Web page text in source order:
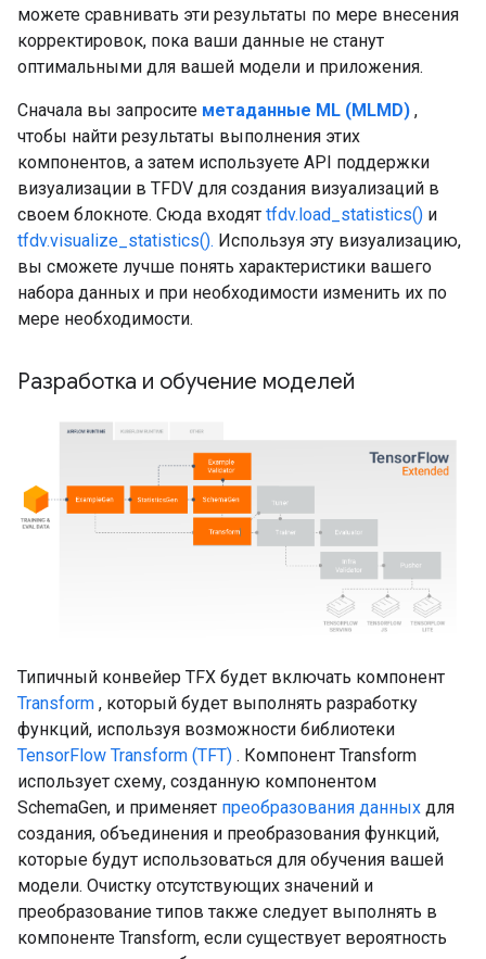
можете сравнивать эти результаты по мере внесения
корректировок, пока ваши данные не станут
оптимальными для вашей модели и приложения.
Сначала вы запросите метаданные ML (MLMD) ,
чтобы найти результаты выполнения этих
компонентов, а затем используете API поддержки
визуализации в TFDV для создания визуализаций в
своем блокноте. Сюда входят tfdv.load_statistics() и
tfdv.visualize_statistics(). Используя эту визуализацию,
вы сможете лучше понять характеристики вашего
набора данных и при необходимости изменить их по
мере необходимости.
Разработка и обучение моделей
Типичный конвейер TFX будет включать компонент
Transform , который будет выполнять разработку
функций, используя возможности библиотеки
TensorFlow Transform (TFT) . Компонент Transform
использует схему, созданную компонентом
SchemaGen, и применяет преобразования данных для
создания, объединения и преобразования функций,
которые будут использоваться для обучения вашей
модели. Очистку отсутствующих значений и
преобразование типов также следует выполнять в
компоненте Transform, если существует вероятность